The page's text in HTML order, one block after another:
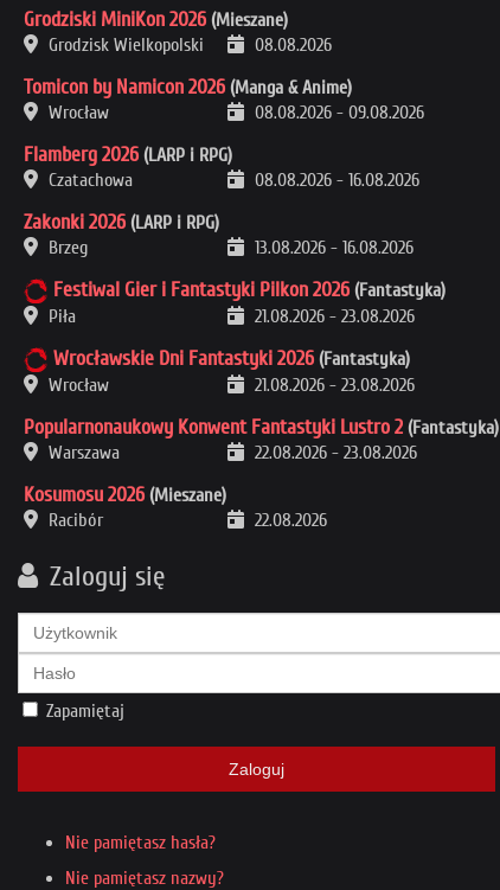
Grodziski MiniKon 2026 (Mieszane)
Grodzisk Wielkopolski
08.08.2026
Tomicon by Namicon 2026 (Manga & Anime)
Wrocław
08.08.2026 - 09.08.2026
Flamberg 2026 (LARP i RPG)
Czatachowa
08.08.2026 - 16.08.2026
Zakonki 2026 (LARP i RPG)
Brzeg
13.08.2026 - 16.08.2026
Festiwal Gier i Fantastyki Pilkon 2026 (Fantastyka)
Piła
21.08.2026 - 23.08.2026
Wrocławskie Dni Fantastyki 2026 (Fantastyka)
Wrocław
21.08.2026 - 23.08.2026
Popularnonaukowy Konwent Fantastyki Lustro 2 (Fantastyka)
Warszawa
22.08.2026 - 23.08.2026
Kosumosu 2026 (Mieszane)
Racibór
22.08.2026
Zaloguj się
Zapamiętaj
Zaloguj
Nie pamiętasz hasła?
Nie pamiętasz nazwy?